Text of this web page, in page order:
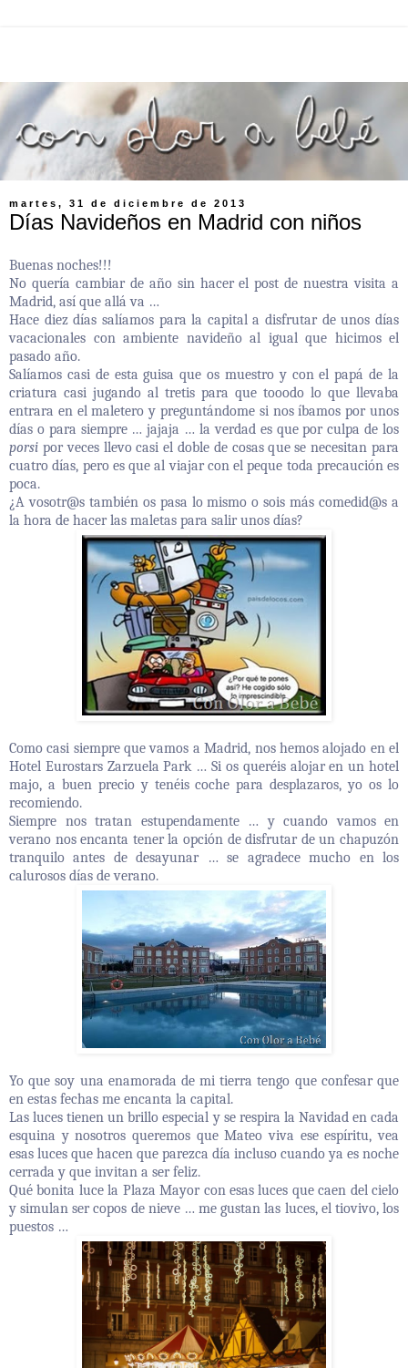
martes, 31 de diciembre de 2013
Días Navideños en Madrid con niños
Buenas noches!!!
No quería cambiar de año sin hacer el post de nuestra visita a
Madrid, así que allá va …
Hace diez días salíamos para la capital a disfrutar de unos días
vacacionales con ambiente navideño al igual que hicimos el
pasado año.
Salíamos casi de esta guisa que os muestro y con el papá de la
criatura casi jugando al tretis para que tooodo lo que llevaba
entrara en el maletero y preguntándome si nos íbamos por unos
días o para siempre … jajaja … la verdad es que por culpa de los
porsi por veces llevo casi el doble de cosas que se necesitan para
cuatro días, pero es que al viajar con el peque toda precaución es
poca.
¿Avosotr@stambién os pasa lo mismo o sois máscomedid@s a
la hora de hacer las maletas para salir unos días?
Como casi siempre que vamos a Madrid, nos hemos alojado en el
Hotel Eurostars Zarzuela Park… Si os queréis alojar en un hotel
majo, a buen precio y tenéis coche para desplazaros, yo os lo
recomiendo.
Siempre nos tratan estupendamente … y cuando vamos en
verano nos encanta tener la opción de disfrutar de un chapuzón
tranquilo antes de desayunar … se agradece mucho en los
calurosos días de verano.
Yo que soy una enamorada de mi tierra tengo que confesar que
en estas fechas me encanta la capital.
Las luces tienen un brillo especial y se respira la Navidad en cada
esquina y nosotros queremos que Mateo viva ese espíritu, vea
esas luces que hacen que parezca día incluso cuando ya es noche
cerrada y que invitan a ser feliz.
Qué bonita luce la Plaza Mayor con esas luces que caen del cielo
y simulan ser copos de nieve … me gustan las luces, el tiovivo, los
puestos …